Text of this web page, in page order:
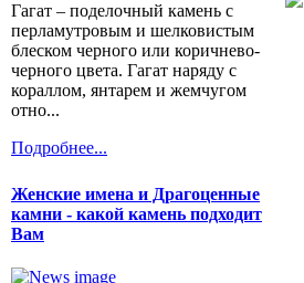
Гагат – поделочный камень с
перламутровым и шелковистым
блеском черного или коричнево-
черного цвета. Гагат наряду с
кораллом, янтарем и жемчугом
отно...
Подробнее...
Женские имена и Драгоценные
камни - какой камень подходит
Вам